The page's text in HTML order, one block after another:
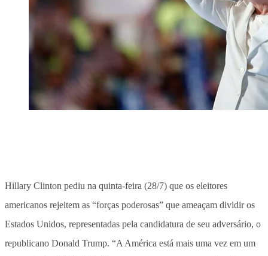
Hillary Clinton pediu na quinta-feira (28/7) que os eleitores
americanos rejeitem as “forças poderosas” que ameaçam dividir os
Estados Unidos, representadas pela candidatura de seu adversário, o
republicano Donald Trump. “A América está mais uma vez em um